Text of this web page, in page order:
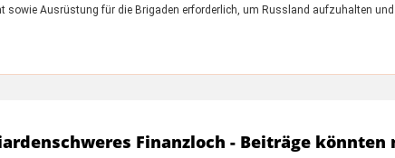
Ausrüstung für die Brigaden erforderlich, um Russland aufzuhalten
Finanzloch - Beiträge